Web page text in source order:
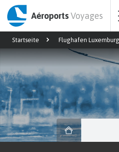
AéroportsVoyages
Startseite Flughafen Luxemburg